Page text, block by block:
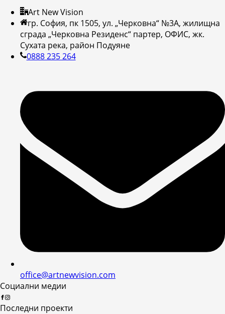
Art New Vision
гр. София, пк 1505, ул. „Черковна“ №3А, жилищна
сграда „Черковна Резиденс“ партер, ОФИС, жк.
Сухата река, район Подуяне
0888 235 264
office@artnewvision.com
Социални медии
Последни проекти